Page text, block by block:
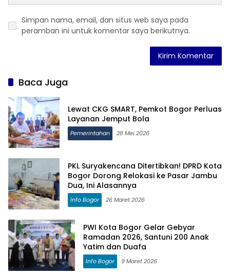
Simpan nama, email, dan situs web saya pada
peramban ini untuk komentar saya berikutnya.
Baca Juga
Lewat CKG SMART, Pemkot Bogor Perluas
Layanan Jemput Bola
Pemerintahan 28 Mei 2026
PKL Suryakencana Ditertibkan! DPRD Kota
Bogor Dorong Relokasi ke Pasar Jambu
Dua, Ini Alasannya
Info Bogor 26 Maret 2026
PWI Kota Bogor Gelar Gebyar
Ramadan 2026, Santuni 200 Anak
Yatim dan Duafa
Info Bogor 9 Maret 2026